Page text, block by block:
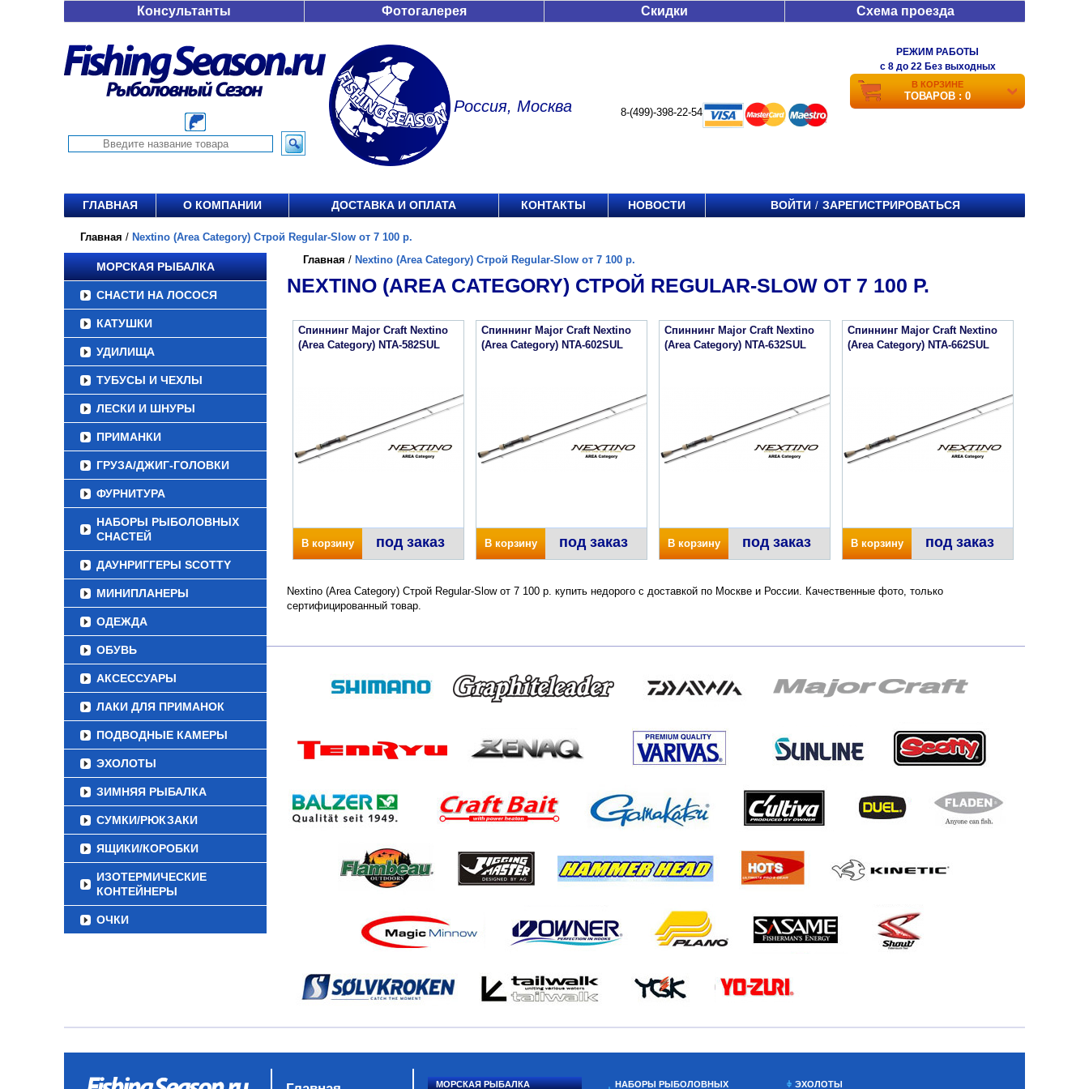
Консультанты Фотогалерея Скидки Схема проезда
Россия, Москва 8-(499)-398-22-54
РЕЖИМ РАБОТЫ
c 8 до 22 Без выходных
В КОРЗИНЕ
ТОВАРОВ : 0
ГЛАВНАЯ О КОМПАНИИ ДОСТАВКА И ОПЛАТА КОНТАКТЫ НОВОСТИ ВОЙТИ / ЗАРЕГИСТРИРОВАТЬСЯ
Главная / Nextino (Area Category) Строй Regular-Slow от 7 100 р.
МОРСКАЯ РЫБАЛКА
СНАСТИ НА ЛОСОСЯ
КАТУШКИ
УДИЛИЩА
ТУБУСЫ И ЧЕХЛЫ
ЛЕСКИ И ШНУРЫ
ПРИМАНКИ
ГРУЗА/ДЖИГ-ГОЛОВКИ
ФУРНИТУРА
НАБОРЫ РЫБОЛОВНЫХ
СНАСТЕЙ
ДАУНРИГГЕРЫ SCOTTY
МИНИПЛАНЕРЫ
ОДЕЖДА
ОБУВЬ
АКСЕССУАРЫ
ЛАКИ ДЛЯ ПРИМАНОК
ПОДВОДНЫЕ КАМЕРЫ
ЭХОЛОТЫ
ЗИМНЯЯ РЫБАЛКА
СУМКИ/РЮКЗАКИ
ЯЩИКИ/КОРОБКИ
ИЗОТЕРМИЧЕСКИЕ
КОНТЕЙНЕРЫ
ОЧКИ
Главная / Nextino (Area Category) Строй Regular-Slow от 7 100 р.
NEXTINO (AREA CATEGORY) СТРОЙ REGULAR-SLOW ОТ 7 100 Р.
Спиннинг Major Craft Nextino
(Area Category) NTA-582SUL
В корзину под заказ
Спиннинг Major Craft Nextino
(Area Category) NTA-602SUL
В корзину под заказ
Спиннинг Major Craft Nextino
(Area Category) NTA-632SUL
В корзину под заказ
Спиннинг Major Craft Nextino
(Area Category) NTA-662SUL
В корзину под заказ
Nextino (Area Category) Строй Regular-Slow от 7 100 р. купить недорого с доставкой по Москве и России. Качественные фото, только
сертифицированный товар.
МОРСКАЯ РЫБАЛКА НАБОРЫ РЫБОЛОВНЫХ ЭХОЛОТЫ